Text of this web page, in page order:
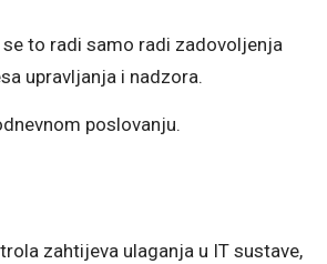
to radi samo radi zadovoljenja
upravljanja i nadzora.
poslovanju.
zahtijeva ulaganja u IT sustave,